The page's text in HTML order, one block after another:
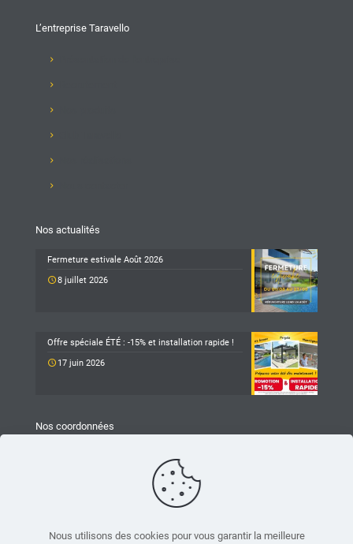
L’entreprise Taravello
Nos actualités
Fermeture estivale Août 2026
8 juillet 2026
Offre spéciale ÉTÉ : -15% et installation rapide !
17 juin 2026
Nos coordonnées
25 Chemin du Mûrier
26540 Mours-Saint-Eusèbe
Nous utilisons des cookies pour vous garantir la meilleure